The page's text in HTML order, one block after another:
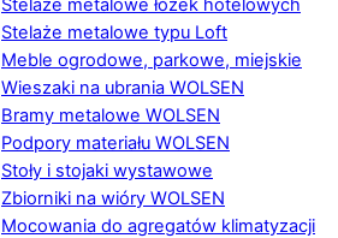
Stelaże metalowe łóżek hotelowych
Stelaże metalowe typu Loft
Meble ogrodowe, parkowe, miejskie
Wieszaki na ubrania WOLSEN
Bramy metalowe WOLSEN
Podpory materiału WOLSEN
Stoły i stojaki wystawowe
Zbiorniki na wióry WOLSEN
Mocowania do agregatów klimatyzacji